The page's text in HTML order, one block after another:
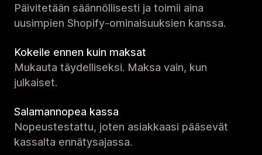
Päivitetään säännöllisesti ja toimii aina
uusimpien Shopify-ominaisuuksien kanssa.
Kokeile ennen kuin maksat
Mukauta täydelliseksi. Maksa vain, kun
julkaiset.
Salamannopea kassa
Nopeustestattu, joten asiakkaasi pääsevät
kassalta ennätysajassa.